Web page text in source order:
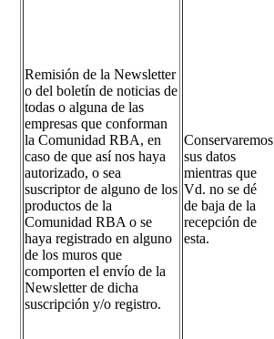
Remisión de la Newsletter
o del boletín de noticias de
todas o alguna de las
empresas que conforman
la Comunidad RBA, en
caso de que así nos haya
autorizado, o sea
suscriptor de alguno de los
productos de la
Comunidad RBA o se
haya registrado en alguno
de los muros que
comporten el envío de la
Newsletter de dicha
suscripción y/o registro.
Conservaremos
sus datos
mientras que
Vd. no se dé
de baja de la
recepción de
esta.